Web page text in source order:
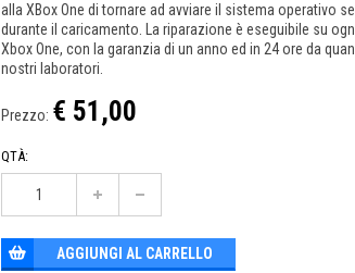
alla XBox One di tornare ad avviare il sistema operativo
durante il caricamento. La riparazione è eseguibile su
Xbox One, con la garanzia di un anno ed in 24 ore da
nostri laboratori.
Prezzo: € 51,00
QTÀ:
AGGIUNGI AL CARRELLO